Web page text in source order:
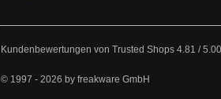
Kundenbewertungen von Trusted Shops 4.81 /5.00
© 1997 - 2026 by freakware GmbH